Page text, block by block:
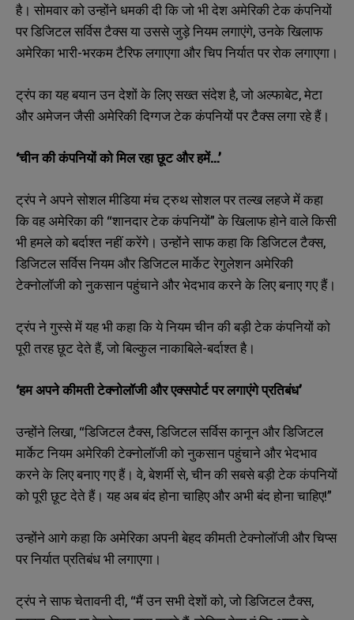
है। सोमवार को उन्होंने धमकी दी कि जो भी देश अमेरिकी टेक कंपनियों
पर डिजिटल सर्विस टैक्स या उससे जुड़े नियम लगाएंगे, उनके खिलाफ
अमेरिका भारी-भरकम टैरिफ लगाएगा और चिप निर्यात पर रोक लगाएगा।
ट्रंप का यह बयान उन देशों के लिए सख्त संदेश है, जो अल्फाबेट, मेटा
और अमेजन जैसी अमेरिकी दिग्गज टेक कंपनियों पर टैक्स लगा रहे हैं।
‘चीन की कंपनियों को मिल रहा छूट और हमें…’
ट्रंप ने अपने सोशल मीडिया मंच ट्रुथ सोशल पर तल्ख लहजे में कहा
कि वह अमेरिका की “शानदार टेक कंपनियों” के खिलाफ होने वाले किसी
भी हमले को बर्दाश्त नहीं करेंगे। उन्होंने साफ कहा कि डिजिटल टैक्स,
डिजिटल सर्विस नियम और डिजिटल मार्केट रेगुलेशन अमेरिकी
टेक्नोलॉजी को नुकसान पहुंचाने और भेदभाव करने के लिए बनाए गए हैं।
ट्रंप ने गुस्से में यह भी कहा कि ये नियम चीन की बड़ी टेक कंपनियों को
पूरी तरह छूट देते हैं, जो बिल्कुल नाकाबिले-बर्दाश्त है।
‘हम अपने कीमती टेक्नोलॉजी और एक्सपोर्ट पर लगाएंगे प्रतिबंध’
उन्होंने लिखा, “डिजिटल टैक्स, डिजिटल सर्विस कानून और डिजिटल
मार्केट नियम अमेरिकी टेक्नोलॉजी को नुकसान पहुंचाने और भेदभाव
करने के लिए बनाए गए हैं। वे, बेशर्मी से, चीन की सबसे बड़ी टेक कंपनियों
को पूरी छूट देते हैं। यह अब बंद होना चाहिए और अभी बंद होना चाहिए!”
उन्होंने आगे कहा कि अमेरिका अपनी बेहद कीमती टेक्नोलॉजी और चिप्स
पर निर्यात प्रतिबंध भी लगाएगा।
ट्रंप ने साफ चेतावनी दी, “मैं उन सभी देशों को, जो डिजिटल टैक्स,